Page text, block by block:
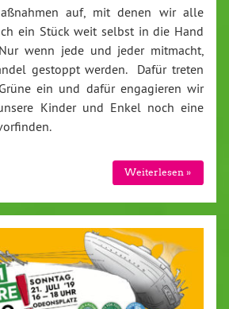
auf, mit denen wir alle
ein Stück weit selbst in die Hand
wenn jede und jeder mitmacht,
gestoppt werden. Dafür treten
ein und dafür engagieren wir
Kinder und Enkel noch eine
Weiterlesen »